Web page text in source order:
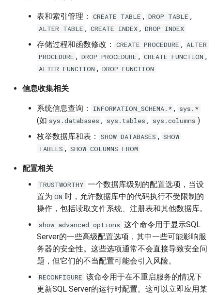
表和索引管理： CREATE TABLE , DROP TABLE ,
ALTER TABLE , CREATE INDEX , DROP INDEX
存储过程和函数修改： CREATE PROCEDURE , ALTER
PROCEDURE , DROP PROCEDURE , CREATE FUNCTION ,
ALTER FUNCTION , DROP FUNCTION
信息收集相关
系统信息查询： INFORMATION_SCHEMA.* , sys.*
(如 sys.databases , sys.tables , sys.columns )
枚举数据库和表：
SHOW DATABASES , SHOW
TABLES , SHOW COLUMNS FROM
配置相关
TRUSTWORTHY 一个数据库级别的配置选项，当设
置为 ON 时，允许数据库中的代码执行不受限制的
操作，包括读取文件系统、注册表和其他数据库。
show advanced options 这个命令用于显示SQL
Server的一些高级配置选项，其中一些可能影响服
务器的安全性。这些选项通常不会直接导致安全问
题，但它们的不当配置可能会引入风险。
RECONFIGURE 该命令用于在不重启服务的情况下
更新SQL Server的运行时配置。这可以立即应用某